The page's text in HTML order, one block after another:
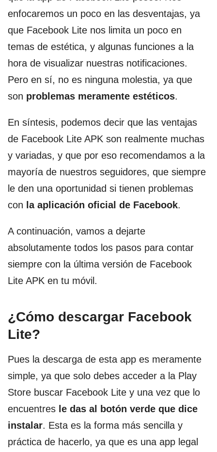
enfocaremos un poco en las desventajas, ya
que Facebook Lite nos limita un poco en
temas de estética, y algunas funciones a la
hora de visualizar nuestras notificaciones.
Pero en sí, no es ninguna molestia, ya que
son problemas meramente estéticos.
En síntesis, podemos decir que las ventajas
de Facebook Lite APK son realmente muchas
y variadas, y que por eso recomendamos a la
mayoría de nuestros seguidores, que siempre
le den una oportunidad si tienen problemas
con la aplicación oficial de Facebook.
A continuación, vamos a dejarte
absolutamente todos los pasos para contar
siempre con la última versión de Facebook
Lite APK en tu móvil.
¿Cómo descargar Facebook
Lite?
Pues la descarga de esta app es meramente
simple, ya que solo debes acceder a la Play
Store buscar Facebook Lite y una vez que lo
encuentres le das al botón verde que dice
instalar. Esta es la forma más sencilla y
práctica de hacerlo, ya que es una app legal